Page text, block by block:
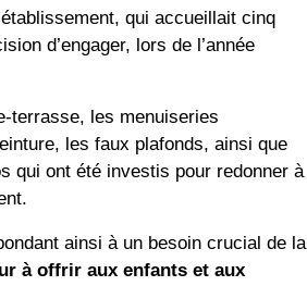
qui accueillait cinq
d’engager, lors de l’année
terrasse, les menuiseries
les faux plafonds, ainsi que
qui ont été investis pour redonner à
ainsi à un besoin crucial de la
à offrir aux enfants et aux